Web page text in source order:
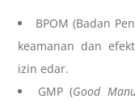
BPOM (Badan
keamanan dan
izin edar.
GMP (Good